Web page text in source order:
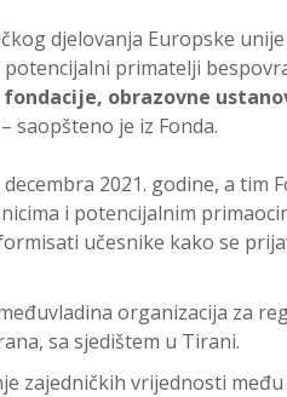
djelovanja Europske
primatelji
obrazovne
– saopšteno je iz Fonda.
2021. godine, a tim
i potencijalnim
učesnike kako se
organizacija za
sa sjedištem u Tirani.
zajedničkih vrijednosti